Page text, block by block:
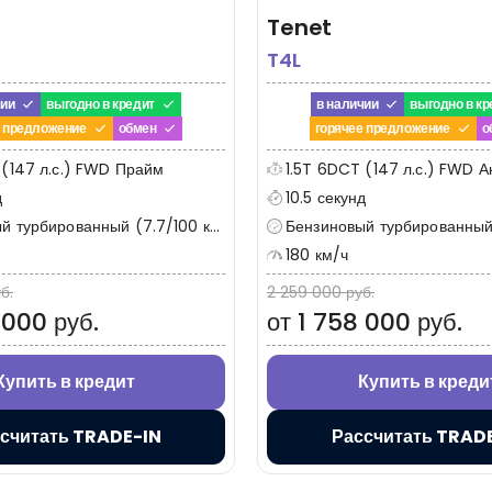
выгодно в кредит
предложение
обмен
л.с.) FWD Прайм
турбированный (7.7/100 км)
руб.
в кредит
TRADE-IN
Tenet
T4L
в наличии
выгодно в
горячее предложение
1.5T 6DCT (147 л.с.) FWD
10.5 секунд
Бензиновый турбированный
180 км/ч
2 259 000 руб.
от 1 758 000 руб.
Купить в
Рассчитать